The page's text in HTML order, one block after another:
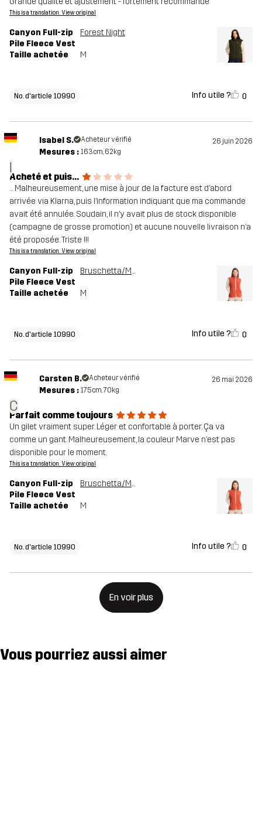
This is a translation. View original
Canyon Full-zip
Pile Fleece Vest
Forest Night
Taille achetée M
No. d'article 10990 Info utile ? 0
I
Isabel S. Acheteur vérifié 26 juin 2026
Mesures : 163cm, 62kg
Acheté et puis...
… Malheureusement, une mise à jour de la facture est d’abord
arrivée via Klarna, puis l’information indiquant que ma commande
avait été annulée. Soudain, il n’y avait plus de stock disponible
(campagne de grosse promotion) et aucune nouvelle livraison n’a
été proposée. Triste !!!
This is a translation. View original
Canyon Full-zip
Pile Fleece Vest
Bruschetta/Maple Sugar
Taille achetée M
No. d'article 10990 Info utile ? 0
C
Carsten B. Acheteur vérifié 26 mai 2026
Mesures : 175cm, 70kg
Parfait comme toujours
Un gilet vraiment super. Léger et confortable à porter. Ça va
comme un gant. Malheureusement, la couleur Marve n’est pas
disponible pour le moment.
This is a translation. View original
Canyon Full-zip
Pile Fleece Vest
Bruschetta/Maple Sugar
Taille achetée M
No. d'article 10990 Info utile ? 0
En voir plus
Vous pourriez aussi aimer